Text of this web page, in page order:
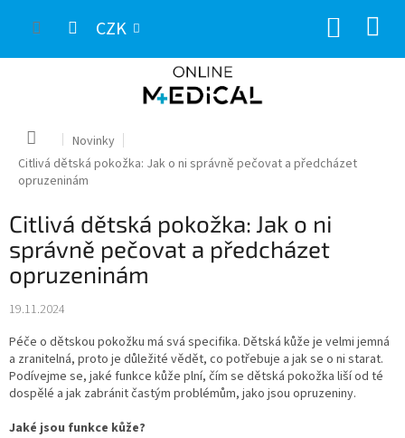
CZK
Domů
Novinky
Citlivá dětská pokožka: Jak o ni správně pečovat a předcházet
opruzeninám
Citlivá dětská pokožka: Jak o ni
správně pečovat a předcházet
opruzeninám
19.11.2024
Péče o dětskou pokožku má svá specifika. Dětská kůže je velmi jemná
a zranitelná, proto je důležité vědět, co potřebuje a jak se o ni starat.
Podívejme se, jaké funkce kůže plní, čím se dětská pokožka liší od té
dospělé a jak zabránit častým problémům, jako jsou opruzeniny.
Jaké jsou funkce kůže?